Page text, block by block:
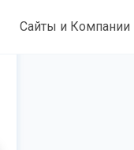
Сайты и Компании